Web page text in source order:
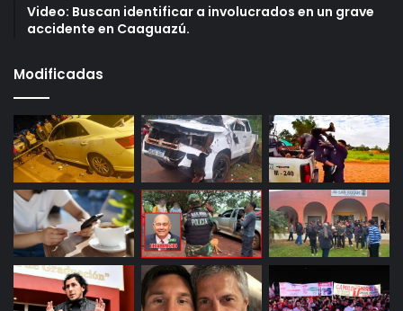
Video: Buscan identificar a involucrados en un grave
accidente en Caaguazú.
Modificadas